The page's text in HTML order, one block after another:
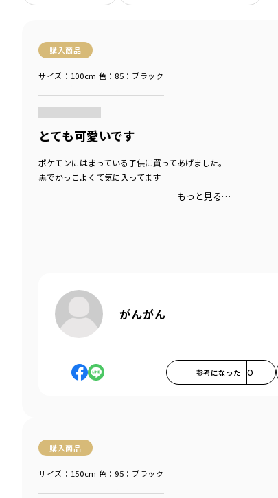
購入商品
サイズ：100cm 色：85：ブラック
とても可愛いです
ポケモンにはまっている子供に買ってあげました。
黒でかっこよくて気に入ってます
もっと見る…
がんがん
参考になった 0
購入商品
サイズ：150cm 色：95：ブラック